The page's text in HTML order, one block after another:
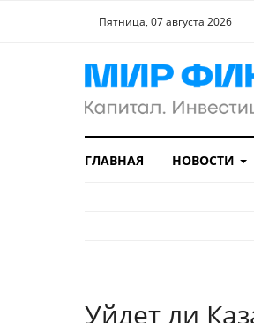
Пятница, 07 августа 2026
ГЛАВНАЯ НОВОСТИ
Уйдет ли